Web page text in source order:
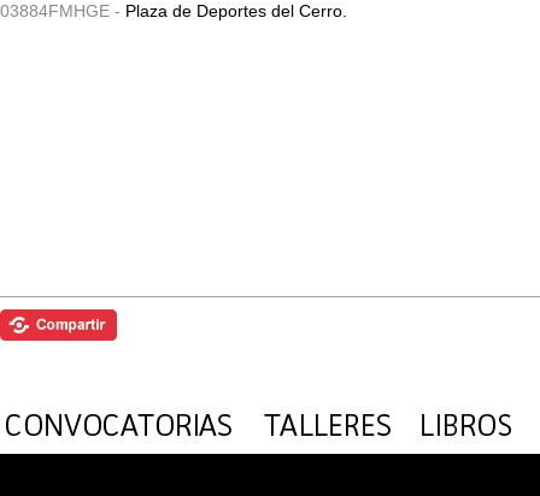
03884FMHGE - Plaza de Deportes del Cerro.